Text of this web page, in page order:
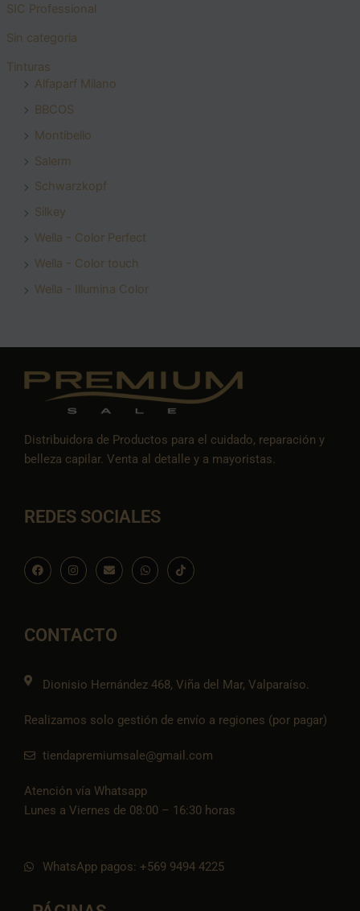
SIC Professional
Sin categoria
Tinturas
Alfaparf Milano
BBCOS
Montibello
Salerm
Schwarzkopf
Silkey
Wella - Color Perfect
Wella - Color touch
Wella - Illumina Color
Distribuidora de Productos para el cuidado, reparación y
belleza capilar. Venta al detalle y a mayoristas.
REDES SOCIALES
F
a
c
o
k
I
n
s
r
a
E
n
v
p
e
W
h
a
I
c
o
CONTACTO
Dionisio Hernández 468, Viña del Mar, Valparaíso.
Realizamos solo gestión de envío a regiones (por pagar)
tiendapremiumsale@gmail.com
Atención vía Whatsapp
Lunes a Viernes de 08:00 – 16:30 horas
WhatsApp pagos: +569 9494 4225